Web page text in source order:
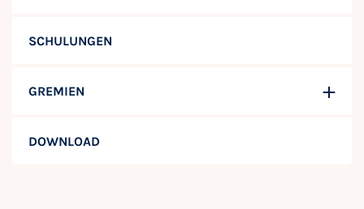
SCHULUNGEN
GREMIEN
DOWNLOAD